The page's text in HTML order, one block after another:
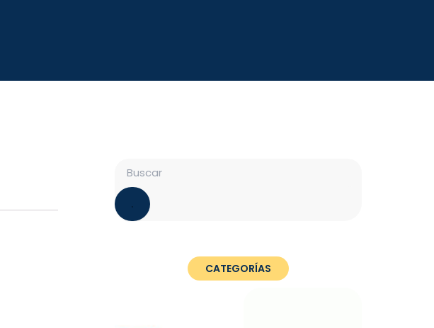
CATEGORÍAS